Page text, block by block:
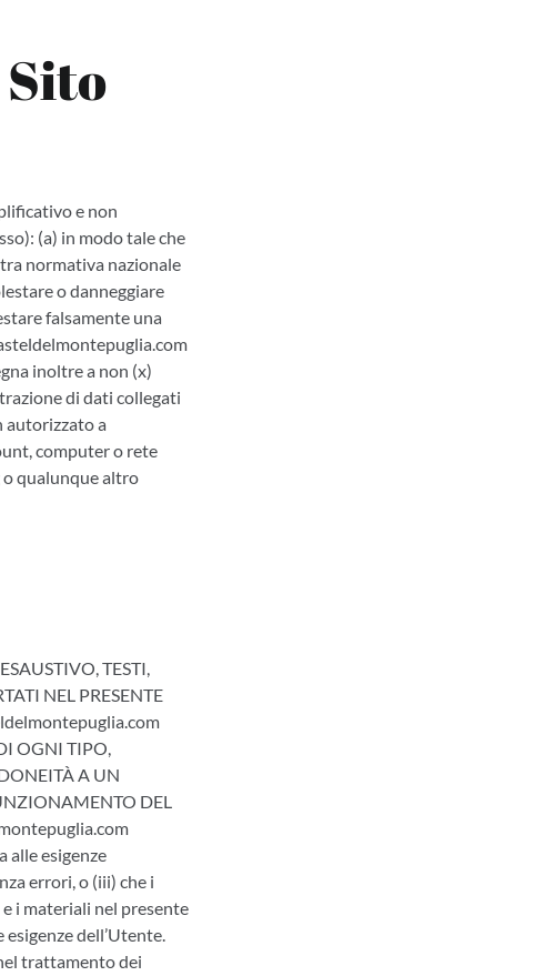
e non
(a) in modo tale che
normativa nazionale
o danneggiare
falsamente una
inoltre a non (x)
di dati collegati
autorizzato a
computer o rete
qualunque altro
TESTI,
NEL PRESENTE
OGNI TIPO,
A UN
DEL
alle esigenze
errori, o (iii) che i
i materiali nel presente
dell’Utente.
trattamento dei